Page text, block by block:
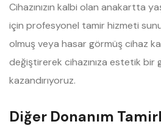
Cihazınızın kalbi olan anakartta
için profesyonel tamir hizmeti
olmuş veya hasar görmüş cihaz
değiştirerek cihazınıza estetik bir
kazandırıyoruz.
Diğer Donanım